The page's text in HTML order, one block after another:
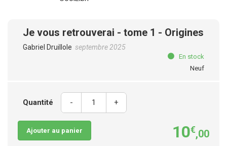
Je vous retrouverai - tome 1 - Origines
Gabriel Druillole septembre 2025
En stock
Neuf
Quantité - +
Ajouter au panier 10€,00